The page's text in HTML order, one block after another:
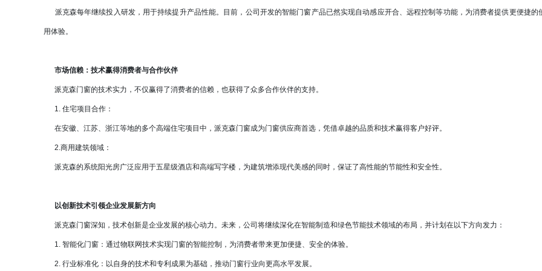
派克森每年继续投入研发，用于持续提升产品性能。目前，公司开发的智能门窗产品已然实现自动感应开合、远程控制等功能，为消费者提供更便捷的
用体验。
市场信赖：技术赢得消费者与合作伙伴
派克森门窗的技术实力，不仅赢得了消费者的信赖，也获得了众多合作伙伴的支持。
1. 住宅项目合作：
在安徽、江苏、浙江等地的多个高端住宅项目中，派克森门窗成为门窗供应商首选，凭借卓越的品质和技术赢得客户好评。
2.商用建筑领域：
派克森的系统阳光房广泛应用于五星级酒店和高端写字楼，为建筑增添现代美感的同时，保证了高性能的节能性和安全性。
以创新技术引领企业发展新方向
派克森门窗深知，技术创新是企业发展的核心动力。未来，公司将继续深化在智能制造和绿色节能技术领域的布局，并计划在以下方向发力：
1. 智能化门窗：通过物联网技术实现门窗的智能控制，为消费者带来更加便捷、安全的体验。
2. 行业标准化：以自身的技术和专利成果为基础，推动门窗行业向更高水平发展。